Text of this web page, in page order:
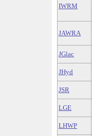
IWRM
JAWRA
JGlac
JHyd
JSR
LGE
LHWP